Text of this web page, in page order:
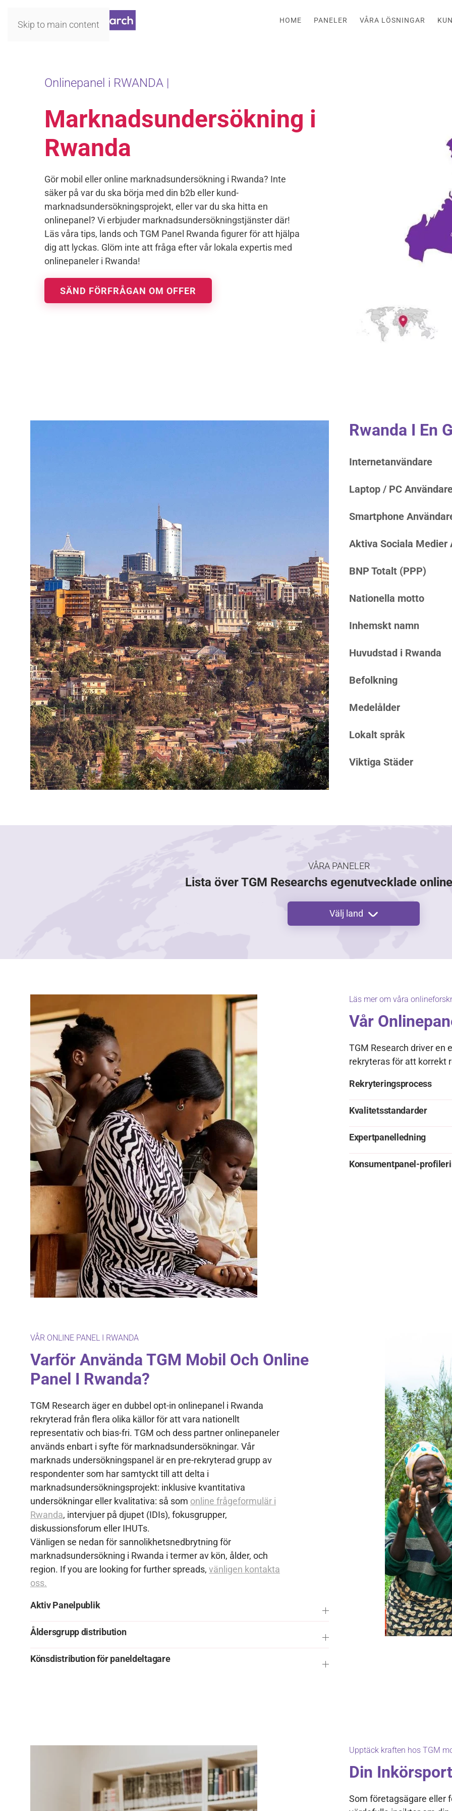
Skip to main content HOME PANELER VÅRA LÖSNINGAR
Onlinepanel i RWANDA |
Marknadsundersökning i
Rwanda
Gör mobil eller online marknadsundersökning i Rwanda? Inte
säker på var du ska börja med din b2b eller kund-
marknadsundersökningsprojekt, eller var du ska hitta en
onlinepanel? Vi erbjuder marknadsundersökningstjänster där!
Läs våra tips, lands och TGM Panel Rwanda figurer för att hjälpa
dig att lyckas. Glöm inte att fråga efter vår lokala expertis med
onlinepaneler i Rwanda!
SÄND FÖRFRÅGAN OM OFFER
Rwanda I En
Internetanvändare
Laptop / PC
Smartphone
Aktiva Sociala Medier
BNP Totalt (PPP)
Nationella motto
Inhemskt namn
Huvudstad i Rwanda
Befolkning
Medelålder
Lokalt språk
Viktiga Städer
VÅRA PANELER
Lista över TGM Researchs egenutvecklade
Välj land
Läs mer om våra
Vår
TGM Research driver en
rekryteras för att korrekt
Rekryteringsprocess
Kvalitetsstandarder
Expertpanelledning
Konsumentpanel-
VÅR ONLINE PANEL I RWANDA
Varför Använda TGM Mobil Och Online
Panel I Rwanda?
TGM Research äger en dubbel opt-in onlinepanel i Rwanda
rekryterad från flera olika källor för att vara nationellt
representativ och bias-fri. TGM och dess partner onlinepaneler
används enbart i syfte för marknadsundersökningar. Vår
marknads undersökningspanel är en pre-rekryterad grupp av
respondenter som har samtyckt till att delta i
marknadsundersökningsprojekt: inklusive kvantitativa
undersökningar eller kvalitativa: så som online frågeformulär i
Rwanda, intervjuer på djupet (IDIs), fokusgrupper,
diskussionsforum eller IHUTs.
Vänligen se nedan för sannolikhetsnedbrytning för
marknadsundersökning i Rwanda i termer av kön, ålder, och
region. If you are looking for further spreads, vänligen kontakta
oss.
Aktiv Panelpublik
Åldersgrupp distribution
Könsdistribution för paneldeltagare
Upptäck kraften hos TGM
Din
Som företagsägare eller